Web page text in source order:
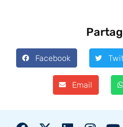
Facebook
Email